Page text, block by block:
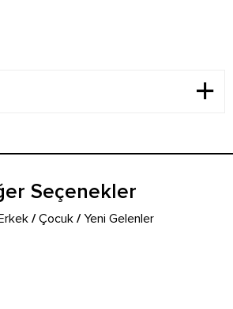
Seçenekler
/Çocuk /Yeni Gelenler